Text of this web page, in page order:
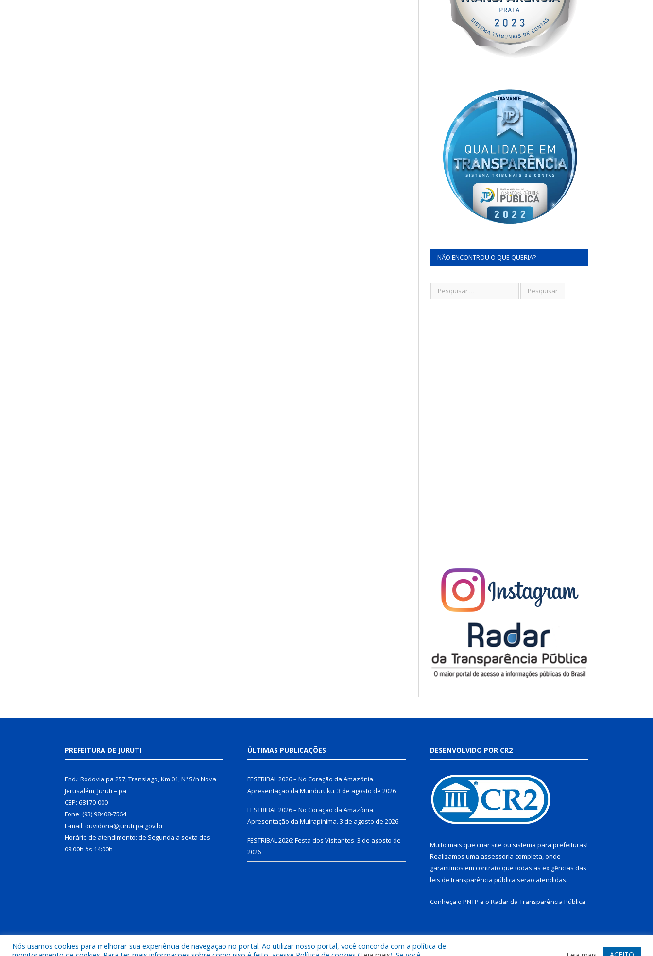
NÃO ENCONTROU O QUE QUERIA?
PREFEITURA DE JURUTI
End.: Rodovia pa 257, Translago, Km 01, Nº S/n Nova
Jerusalém, Juruti – pa
CEP: 68170-000
Fone: (93) 98408-7564
E-mail: ouvidoria@juruti.pa.gov.br
Horário de atendimento: de Segunda a sexta das
08:00h às 14:00h
ÚLTIMAS PUBLICAÇÕES
FESTRIBAL 2026 – No Coração da Amazônia.
Apresentação da Munduruku. 3 de agosto de 2026
FESTRIBAL 2026 – No Coração da Amazônia.
Apresentação da Muirapinima. 3 de agosto de 2026
FESTRIBAL 2026: Festa dos Visitantes. 3 de agosto de
2026
DESENVOLVIDO POR CR2
Muito mais que criar site ou sistema para prefeituras!
Realizamos uma assessoria completa, onde
garantimos em contrato que todas as exigências das
leis de transparência pública serão atendidas.
Conheça o PNTP e o Radar da Transparência Pública
Todos os direitos reservados a Prefeitura Municipal de Juruti. Mapa do Site Acessar Webmail
Nós usamos cookies para melhorar sua experiência de navegação no portal. Ao utilizar nosso portal, você concorda com a política de
ACEITO